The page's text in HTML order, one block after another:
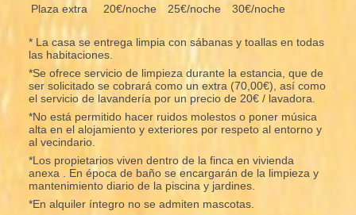
Plaza extra
20€/noche 25€/noche 30€/noche
* La casa se entrega limpia con sábanas y toallas en todas
las habitaciones.
*Se ofrece servicio de limpieza durante la estancia, que de
ser solicitado se cobrará como un extra (70,00€), así como
el servicio de lavandería por un precio de 20€ / lavadora.
*No está permitido hacer ruidos molestos o poner música
alta en el alojamiento y exteriores por respeto al entorno y
al vecindario.
*Los propietarios viven dentro de la finca en vivienda
anexa . En época de baño se encargarán de la limpieza y
mantenimiento diario de la piscina y jardines.
*En alquiler íntegro no se admiten mascotas.